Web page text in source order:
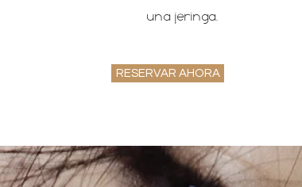
una jeringa.
RESERVAR AHORA